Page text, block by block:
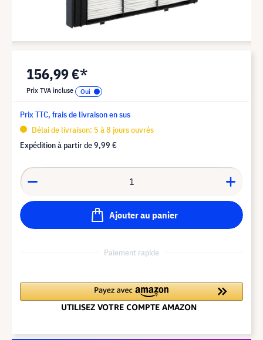
156,99 €*
Prix TVA incluse
Prix TTC, frais de livraison en sus
Délai de livraison: 5 à 8 jours ouvrés
Expédition à partir de9,99 €
Ajouter au panier
Paiement rapide